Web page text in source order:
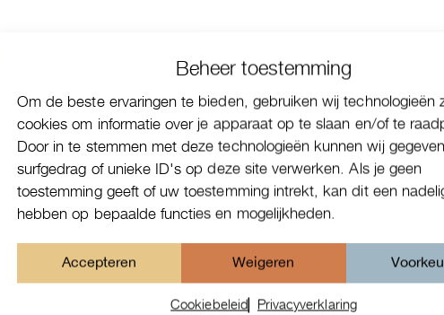
Beheer toestemming
Om de beste ervaringen te bieden, gebruiken wij technologieën
cookies om informatie over je apparaat op te slaan en/of te
Door in te stemmen met deze technologieën kunnen wij
surfgedrag of unieke ID's op deze site verwerken. Als je geen
toestemming geeft of uw toestemming intrekt, kan dit een
hebben op bepaalde functies en mogelijkheden.
Accepteren Weigeren
Cookiebeleid Privacyverklaring
Patek Philippe Annual Calendar
Chornograaf